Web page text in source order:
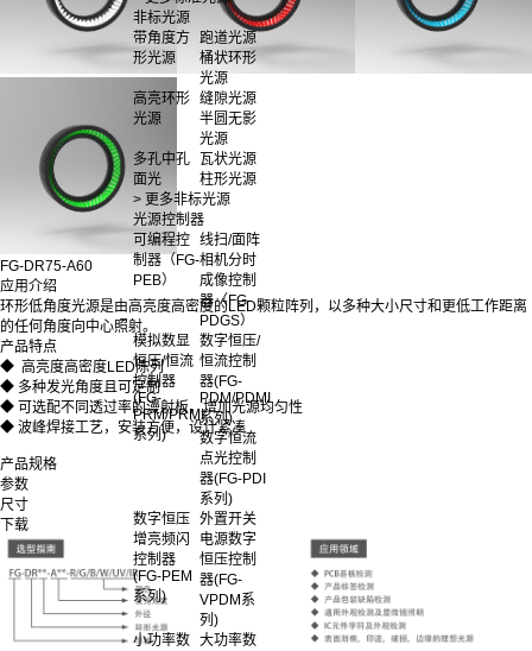
非标光源
带角度方
形光源
跑道光源
桶状环形
光源
高亮环形
光源
缝隙光源
半圆无影
光源
多孔中孔
面光
瓦状光源
柱形光源
> 更多非标光源
光源控制器
可编程控
制器（FG-
PEB）
线扫/面阵
相机分时
成像控制
器（FG-
PDGS）
模拟数显
恒压/恒流
控制器
(FG-
PRM/PRMI
系列)
数字恒压/
恒流控制
器(FG-
PDM/PDMI
系列)
数字恒流
点光控制
器(FG-PDI
系列)
数字恒压
增亮频闪
控制器
(FG-PEM
系列)
外置开关
电源数字
恒压控制
器(FG-
VPDM系
列)
小功率数 大功率数
FG-DR75-A60
应用介绍
环形低角度光源是由高亮度高密度的LED颗粒阵列，以多种大小尺寸和更低工作距离
的任何角度向中心照射。
产品特点
◆ 高亮度高密度LED陈列
◆ 多种发光角度且可定制
◆ 可选配不同透过率的漫射板，增加光源均匀性
◆ 波峰焊接工艺，安装方便，设计紧凑
产品规格
参数
尺寸
下载